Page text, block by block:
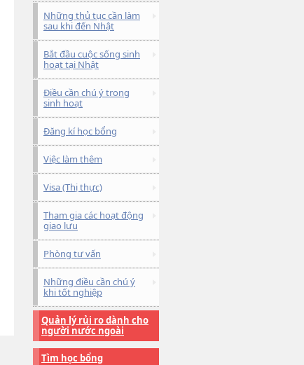
Những thủ tục cần làm
sau khi đến Nhật
Bắt đầu cuộc sống sinh
hoạt tại Nhật
Điều cần chú ý trong
sinh hoạt
Đăng kí học bổng
Việc làm thêm
Visa (Thị thực)
Tham gia các hoạt động
giao lưu
Phòng tư vấn
Những điều cần chú ý
khi tốt nghiệp
Quản lý rủi ro dành cho
người nước ngoài
Tìm học bổng